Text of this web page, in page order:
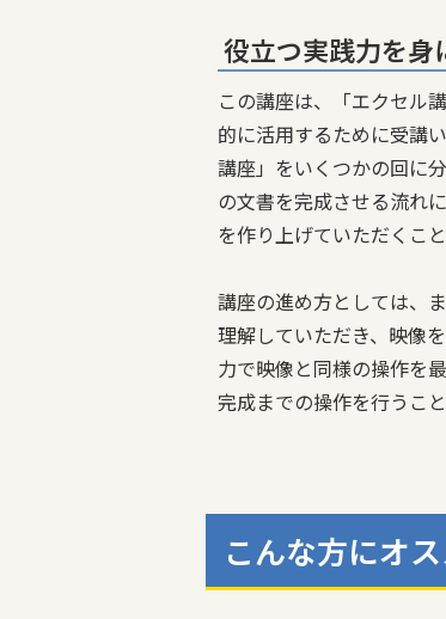
役立つ実践力を身
この講座は、「エクセル
的に活用するために受講
講座」をいくつかの回に
の文書を完成させる流れ
を作り上げていただくこ
講座の進め方としては、
理解していただき、映像
力で映像と同様の操作を
完成までの操作を行うこ
こんな方にオス